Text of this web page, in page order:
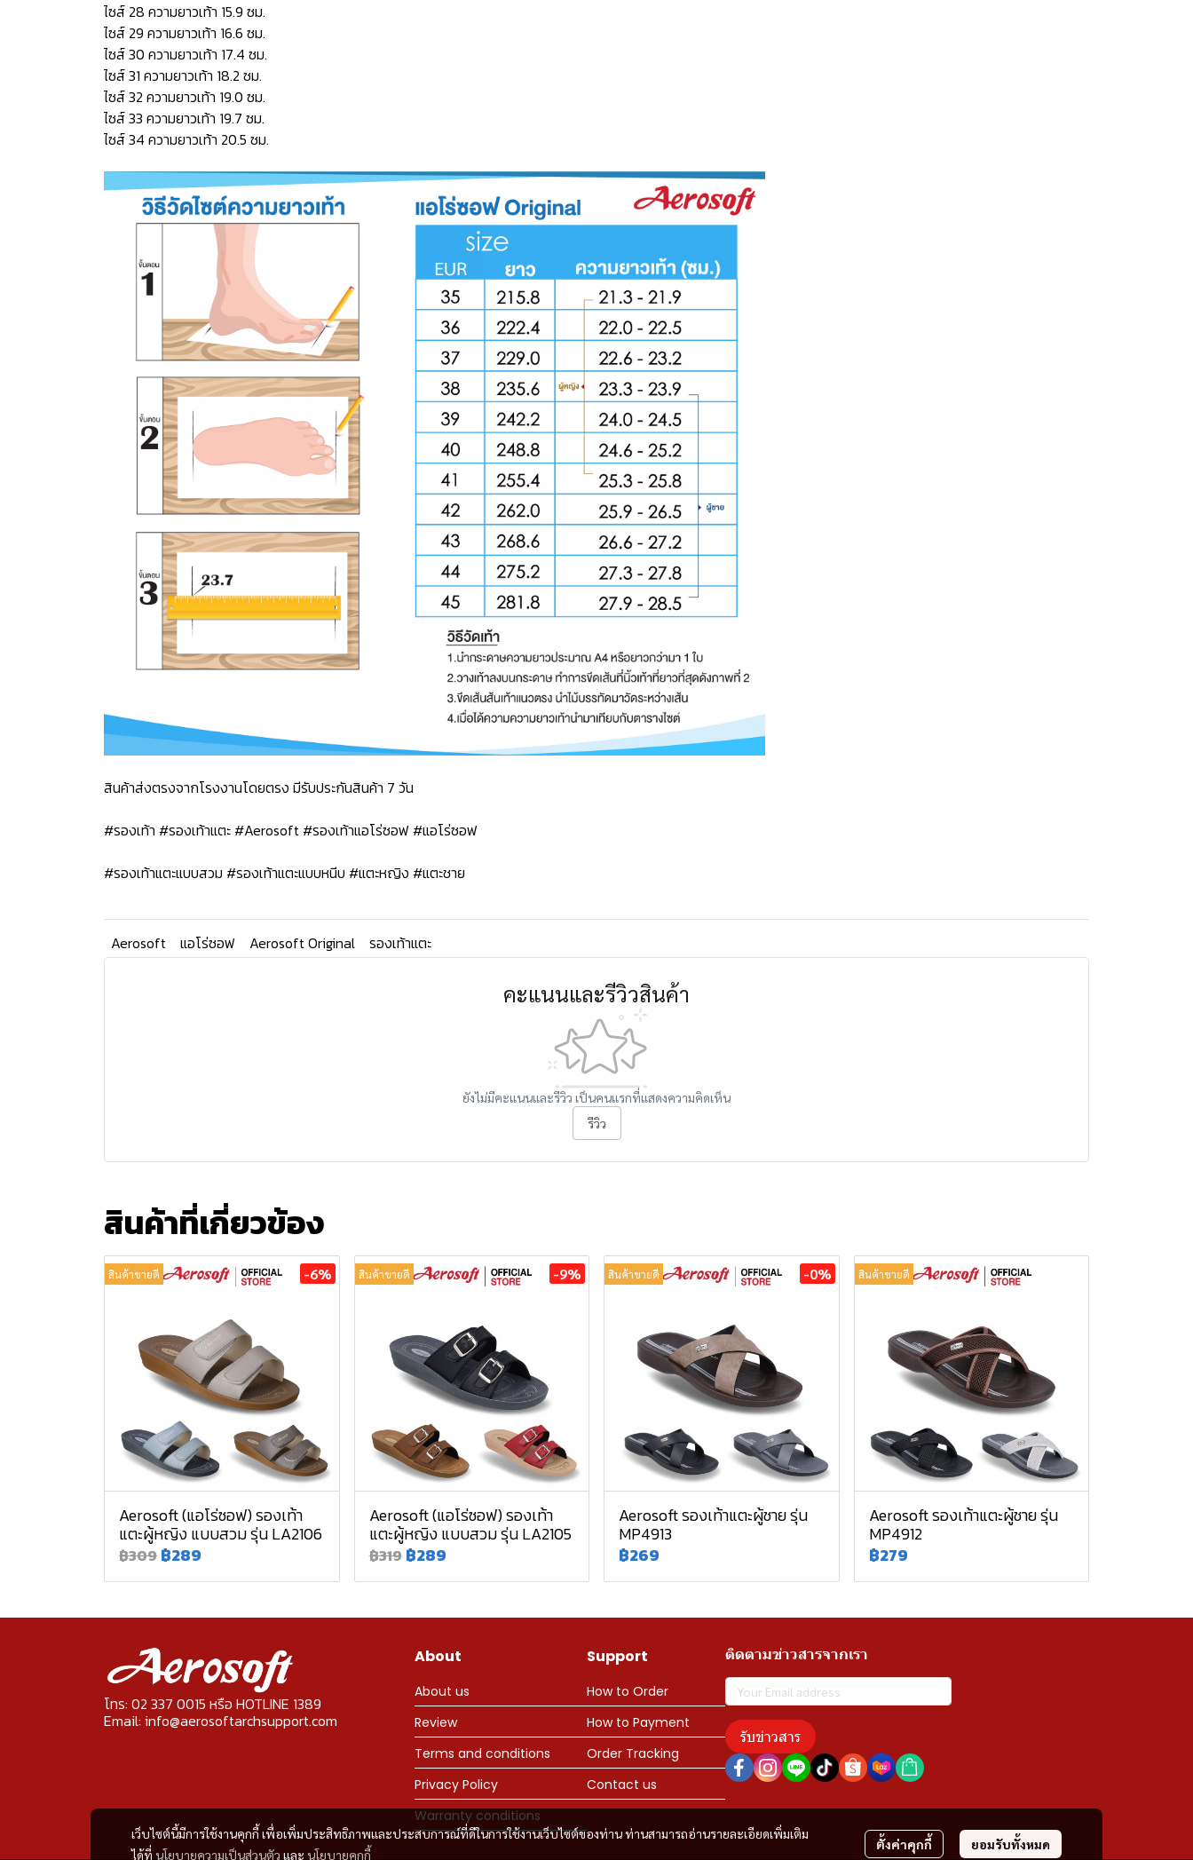
ไซส์ 28 ความยาวเท้า 15.9 ซม.
ไซส์ 29 ความยาวเท้า 16.6 ซม.
ไซส์ 30 ความยาวเท้า 17.4 ซม.
ไซส์ 31 ความยาวเท้า 18.2 ซม.
ไซส์ 32 ความยาวเท้า 19.0 ซม.
ไซส์ 33 ความยาวเท้า 19.7 ซม.
ไซส์ 34 ความยาวเท้า 20.5 ซม.
สินค้าส่งตรงจากโรงงานโดยตรง มีรับประกันสินค้า 7 วัน
#รองเท้า #รองเท้าแตะ #Aerosoft #รองเท้าแอโร่ซอฟ #แอโร่ซอฟ
#รองเท้าแตะแบบสวม #รองเท้าแตะแบบหนีบ #แตะหญิง #แตะชาย
Aerosoft แอโร่ซอฟ Aerosoft Original รองเท้าแตะ
คะแนนและรีวิวสินค้า
ยังไม่มีคะแนนและรีวิว เป็นคนแรกที่แสดงความคิดเห็น
รีวิว
สินค้าที่เกี่ยวข้อง
สินค้าขายดี -6%
Aerosoft (แอโร่ซอฟ) รองเท้า
แตะผู้หญิง แบบสวม รุ่น LA2106
฿309 ฿289
สินค้าขายดี -9%
Aerosoft (แอโร่ซอฟ) รองเท้า
แตะผู้หญิง แบบสวม รุ่น LA2105
฿319 ฿289
สินค้าขายดี -0%
Aerosoft รองเท้าแตะผู้ชาย รุ่น
MP4913
฿269
สินค้าขายดี
Aerosoft รองเท้าแตะผู้ชาย รุ่น
MP4912
฿279
เว็บไซต์นี้มีการใช้งานคุกกี้ เพื่อเพิ่มประสิทธิภาพและประสบการณ์ที่ดีในการใช้งานเว็บไซต์ของท่าน ท่านสามารถอ่านรายละเอียดเพิ่มเติม
ได้ที่ นโยบายความเป็นส่วนตัว และ นโยบายคุกกี้
ตั้งค่าคุกกี้ ยอมรับทั้งหมด
โทร: 02 337 0015 หรือ HOTLINE 1389
Email: info@aerosoftarchsupport.com
About
About us
Review
Terms and conditions
Privacy Policy
Warranty conditions
Support
How to Order
How to Payment
Order Tracking
Contact us
ติดตามข่าวสารจากเรา
รับข่าวสาร